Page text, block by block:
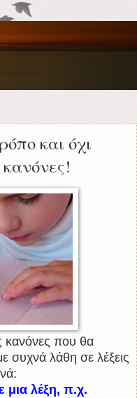
και όχι
κανόνες που θα
συχνά λάθη σε λέξεις
μια λέξη, π.χ.